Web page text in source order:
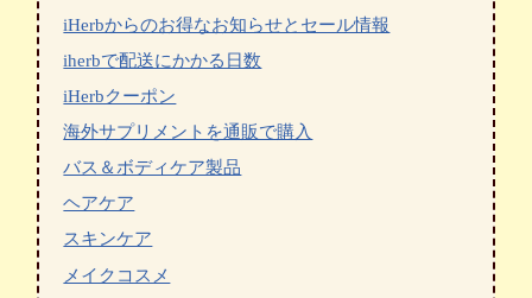
iHerbからのお得なお知らせとセール情報
iherbで配送にかかる日数
iHerbクーポン
海外サプリメントを通販で購入
バス＆ボディケア製品
ヘアケア
スキンケア
メイクコスメ